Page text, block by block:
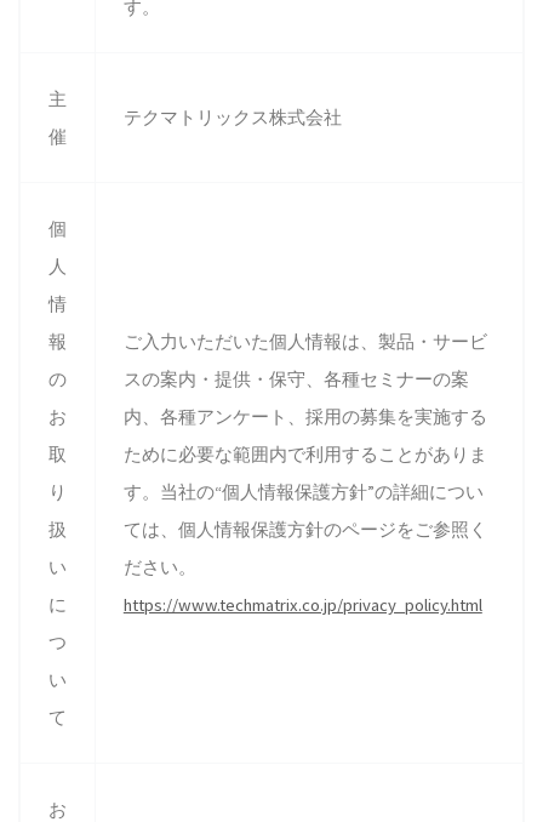
す。
主
催
テクマトリックス株式会社
個
人
情
報
の
お
取
り
扱
い
に
つ
い
て
ご入力いただいた個人情報は、製品・サービ
スの案内・提供・保守、各種セミナーの案
内、各種アンケート、採用の募集を実施する
ために必要な範囲内で利用することがありま
す。当社の“個人情報保護方針”の詳細につい
ては、個人情報保護方針のページをご参照く
ださい。
https://www.techmatrix.co.jp/privacy_policy.html
お